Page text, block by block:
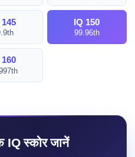
145 IQ 150
99.96th
160
IQ स्कोर जानें